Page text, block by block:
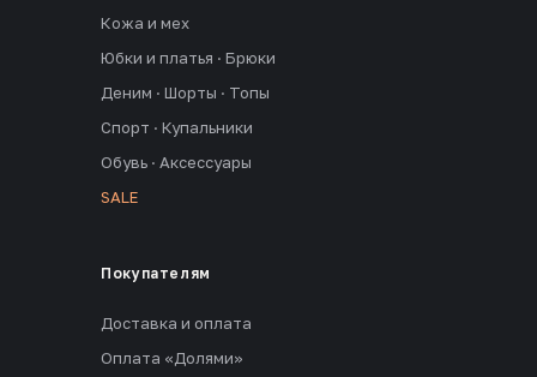
Кожа и мех
Юбки и платья · Брюки
Деним · Шорты · Топы
Спорт · Купальники
Обувь · Аксессуары
SALE
Покупателям
Доставка и оплата
Оплата «Долями»